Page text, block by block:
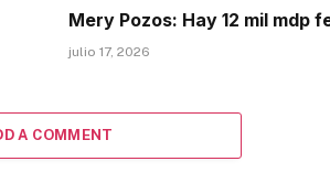
Mery Pozos: Hay 12 mil mdp
julio 17, 2026
A COMMENT